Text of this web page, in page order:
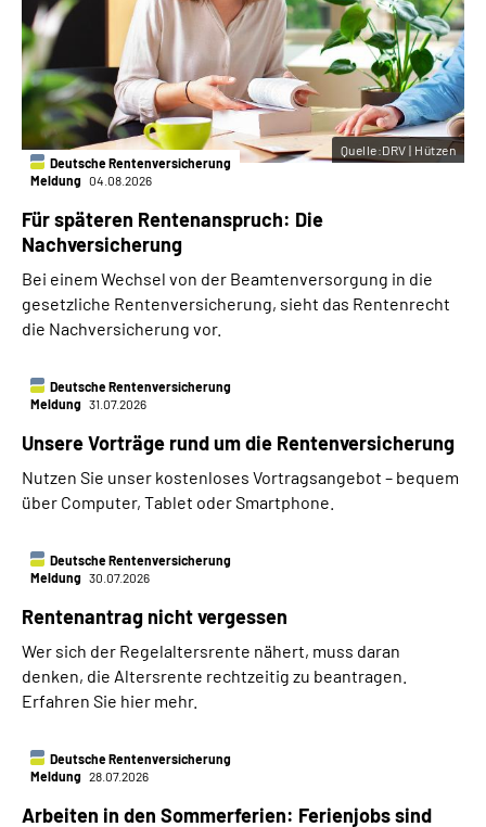
Deutsche Rentenversicherung
Meldung 04.08.2026
Für späteren Rentenanspruch: Die
Nachversicherung
Bei einem Wechsel von der Beamtenversorgung in die
gesetzliche Rentenversicherung, sieht das Rentenrecht
die Nachversicherung vor.
Quelle:DRV | Hützen
Deutsche Rentenversicherung
Meldung 31.07.2026
Unsere Vorträge rund um die Rentenversicherung
Nutzen Sie unser kostenloses Vortragsangebot – bequem
über Computer, Tablet oder Smartphone.
Deutsche Rentenversicherung
Meldung 30.07.2026
Rentenantrag nicht vergessen
Wer sich der Regelaltersrente nähert, muss daran
denken, die Altersrente rechtzeitig zu beantragen.
Erfahren Sie hier mehr.
Deutsche Rentenversicherung
Meldung 28.07.2026
Arbeiten in den Sommerferien: Ferienjobs sind